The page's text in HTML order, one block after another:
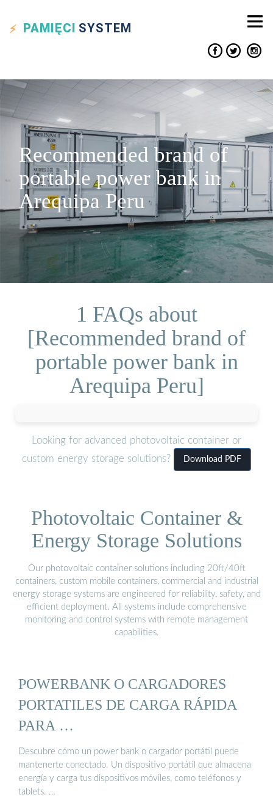
PAMIĘCI SYSTEM
Recommended brand of
portable power bank in
Arequipa Peru
1 FAQs about
[Recommended brand of
portable power bank in
Arequipa Peru]
Looking for advanced photovoltaic container or
custom energy storage solutions?
Download PDF
Photovoltaic Container &
Energy Storage Solutions
Our photovoltaic container solutions including 20ft/40ft
containers, custom mobile containers, commercial and industrial
energy storage systems are engineered for reliability, safety, and
efficient deployment. All systems include comprehensive
monitoring and control systems with remote management
capabilities.
POWERBANK O CARGADORES
PORTATILES DE CARGA RÁPIDA
PARA …
Descubre cómo un power bank o cargador portátil puede
mantenerte conectado. Un dispositivo portátil que almacena
energía y carga tus dispositivos móviles, como teléfonos y
tablets. …